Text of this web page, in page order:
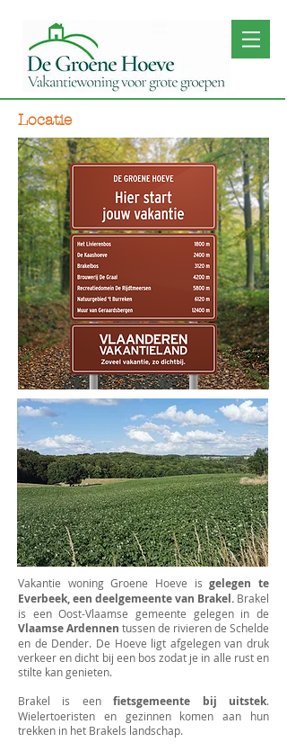
Locatie
Vakantie woning Groene Hoeve isgelegen te
Everbeek, een deelgemeente van Brakel. Brakel
is een Oost-Vlaamse gemeente gelegen in de
Vlaamse Ardennen tussen de rivieren de Schelde
en de Dender. De Hoeve ligt afgelegen van druk
verkeer en dicht bij een bos zodat je in alle rust en
stilte kan genieten.
Brakel is eenfietsgemeente bij uitstek.
Wielertoeristen en gezinnen komen aan hun
trekken in het Brakels landschap.